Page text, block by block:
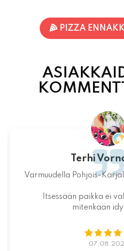
Jaakko
Maukas ruoka
aineista.Jälkiruoka